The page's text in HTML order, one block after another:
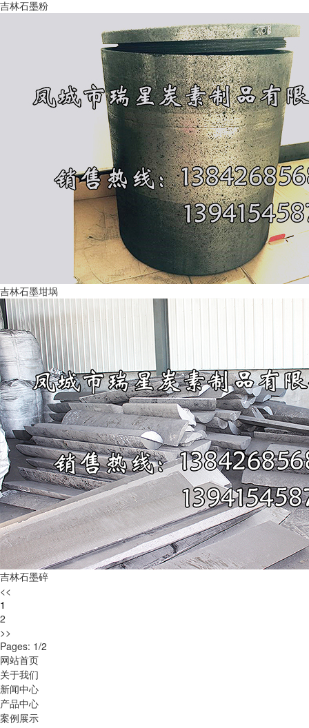
吉林石墨粉
吉林石墨坩埚
吉林石墨碎
<<
1
2
>>
Pages: 1/2
网站首页
关于我们
新闻中心
产品中心
案例展示